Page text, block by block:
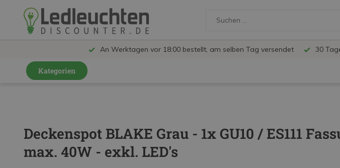
An Werktagen vor 18:00 bestellt, am selben Tag versendet 30
Kategorien
LED Schienensystem Lampen
Innenleuchten
Deckenspot BLAKE Grau - 1x GU10 / ES111
max. 40W - exkl. LED's